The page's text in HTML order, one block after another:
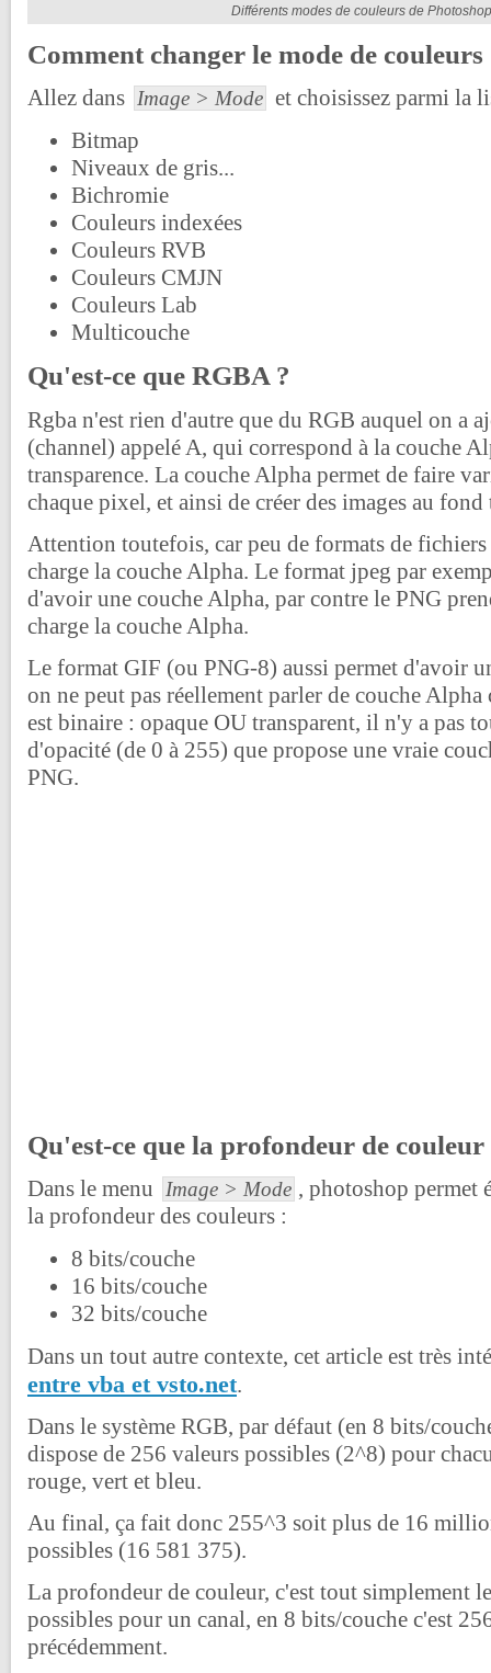
Différents modes de couleurs de Photoshop
Comment changer le mode de
Allez dans Image > Mode et choisissez parmi la
Bitmap
Niveaux de gris...
Bichromie
Couleurs indexées
Couleurs RVB
Couleurs CMJN
Couleurs Lab
Multicouche
Qu'est-ce que RGBA ?
Rgba n'est rien d'autre que du RGB auquel on a
(channel) appelé A, qui correspond à la couche
transparence. La couche Alpha permet de faire
chaque pixel, et ainsi de créer des images au fond
Attention toutefois, car peu de formats de
charge la couche Alpha. Le format jpeg par
d'avoir une couche Alpha, par contre le PNG
charge la couche Alpha.
Le format GIF (ou PNG-8) aussi permet d'avoir
on ne peut pas réellement parler de couche Alpha
est binaire : opaque OU transparent, il n'y a pas
d'opacité (de 0 à 255) que propose une vraie
PNG.
Qu'est-ce que la profondeur de couleur
Dans le menu Image > Mode , photoshop permet
la profondeur des couleurs :
8 bits/couche
16 bits/couche
32 bits/couche
Dans un tout autre contexte, cet article est très
entre vba et vsto.net.
Dans le système RGB, par défaut (en 8 bits/
dispose de 256 valeurs possibles (2^8) pour
rouge, vert et bleu.
Au final, ça fait donc 255^3 soit plus de 16
possibles (16 581 375).
La profondeur de couleur, c'est tout simplement
possibles pour un canal, en 8 bits/couche c'est
précédemment.